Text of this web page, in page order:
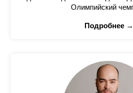
Олимпийский
Подробнее →